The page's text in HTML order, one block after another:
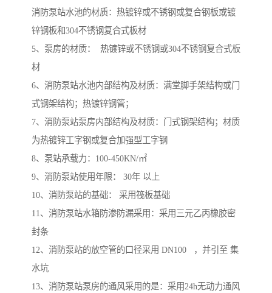
消防泵站水池的材质：热镀锌或不锈钢或复合钢板或镀
锌钢板和304不锈钢复合式板材
5、泵房的材质： 热镀锌或不锈钢或304不锈钢复合式板
材
6、消防泵站水池内部结构及材质：满堂脚手架结构或门
式钢架结构；热镀锌钢管；
7、消防泵站泵房内部结构及材质：门式钢架结构；材质
为热镀锌工字钢或复合加强型工字钢
8、泵站承载力：100-450KN/㎡
9、消防泵站使用年限： 30年 以上
10、消防泵站的基础： 采用筏板基础
11、消防泵站水箱防渗防漏采用：采用三元乙丙橡胶密
封条
12、消防泵站的放空管的口径采用 DN100 ，并引至 集
水坑
13、消防泵站泵房的通风采用的是：采用24h无动力通风